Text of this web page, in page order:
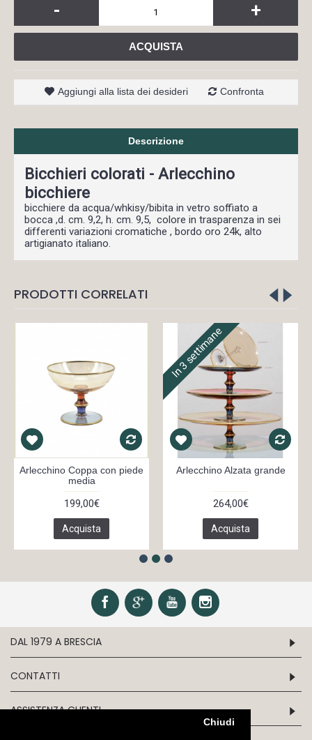
Chiudi
- +
ACQUISTA
Aggiungi alla lista dei desideri Confronta
Descrizione
Bicchieri colorati - Arlecchino
bicchiere
bicchiere da acqua/whkisy/bibita in vetro soffiato a
bocca ,d. cm. 9,2, h. cm. 9,5, colore in trasparenza in sei
differenti variazioni cromatiche , bordo oro 24k, alto
artigianato italiano.
PRODOTTI CORRELATI
Arlecchino Coppa con piede
media
199,00€
Acquista
In 3 settimane
Arlecchino Alzata grande
264,00€
Acquista
DAL 1979 A BRESCIA
CONTATTI
ASSISTENZA CLIENTI